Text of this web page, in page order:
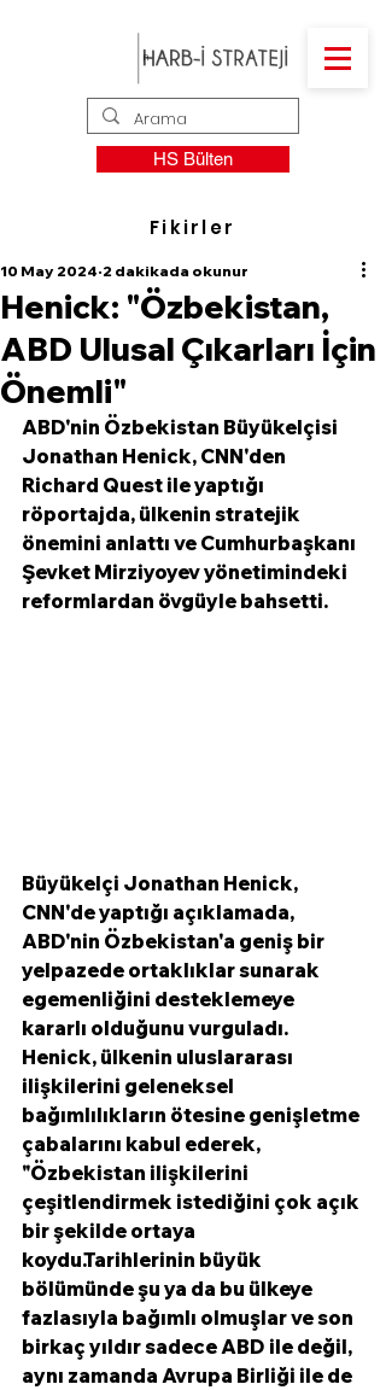
HS Bülten
Fikirler
Henick: "Özbekistan,
ABD Ulusal Çıkarları İçin
Önemli"
10 May 2024 2 dakikada okunur
ABD'nin Özbekistan Büyükelçisi
Jonathan Henick, CNN'den
Richard Quest ile yaptığı
röportajda, ülkenin stratejik
önemini anlattı ve Cumhurbaşkanı
Şevket Mirziyoyev yönetimindeki
reformlardan övgüyle bahsetti.
Büyükelçi Jonathan Henick,
CNN'de yaptığı açıklamada,
ABD'nin Özbekistan'a geniş bir
yelpazede ortaklıklar sunarak
egemenliğini desteklemeye
kararlı olduğunu vurguladı.
Henick, ülkenin uluslararası
ilişkilerini geleneksel
bağımlılıkların ötesine genişletme
çabalarını kabul ederek,
"Özbekistan ilişkilerini
çeşitlendirmek istediğini çok açık
bir şekilde ortaya
koydu.Tarihlerinin büyük
bölümünde şu ya da bu ülkeye
fazlasıyla bağımlı olmuşlar ve son
birkaç yıldır sadece ABD ile değil,
aynı zamanda Avrupa Birliği ile de